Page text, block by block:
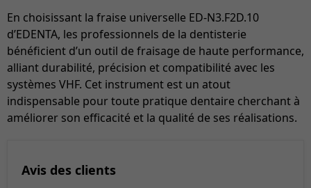
En choisissant la fraise universelle ED-N3.F2D.10
d’EDENTA, les professionnels de la dentisterie
bénéficient d’un outil de fraisage de haute performance,
alliant durabilité, précision et compatibilité avec les
systèmes VHF. Cet instrument est un atout
indispensable pour toute pratique dentaire cherchant à
améliorer son efficacité et la qualité de ses réalisations.
Avis des clients